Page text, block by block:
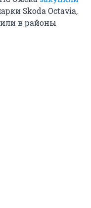
Skoda Octavia,
в районы